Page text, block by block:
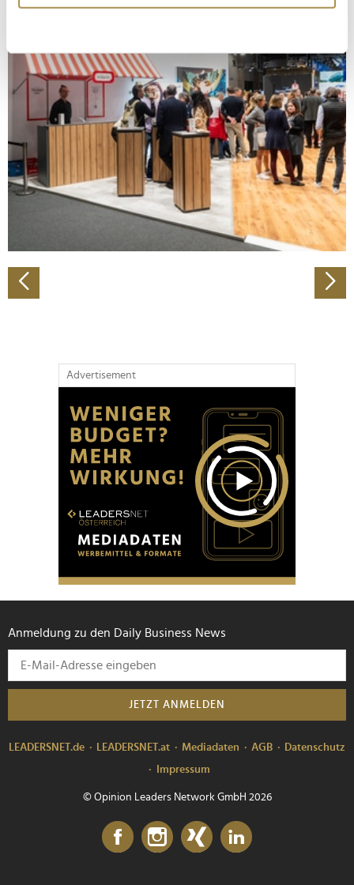
erfassen, welche bis auf einige Meter genau sein
bestimmten Merkmalen (Fingerprinting) identifizieren
Erfahren Sie mehr darüber, wie Ihre persönlichen Daten
verarbeitet werden, und legen Sie Ihre Präferenzen im
Abschnitt Einzelheitenfest.
Wir verwenden Cookies, um Inhalte und Anzeigen zu
personalisieren, Funktionen für soziale Medien anbieten
zu können und die Zugriffe auf unsere Website zu
analysieren. Außerdem geben wir Informationen zu Ihrer
Verwendung unserer Website an unsere Partner für
Partner führen diese Informationen möglicherweise mit
weiteren Daten zusammen, die Sie ihnen bereitgestellt
Advertisement
Anmeldung zu den Daily Business News
JETZT ANMELDEN
LEADERSNET.de LEADERSNET.at Mediadaten AGB
Datenschutz
Impressum
© Opinion Leaders Network GmbH 2026